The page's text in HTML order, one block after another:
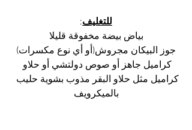
للتغليف:
بياض بيضة مخفوقة قليلا
جوز البيكان مجروش(أو أي نوع مكسرات)
كراميل جاهز أو صوص دولتشي أو حلاو
كراميل مثل حلاو البقر مذوب بشوية حليب
بالميكرويف